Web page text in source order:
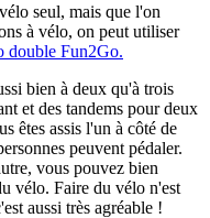
seul, mais que l'on
à vélo, on peut utiliser
double Fun2Go.
bien à deux qu'à trois
et des tandems pour deux
êtes assis l'un à côté de
peuvent pédaler.
vous pouvez bien
vélo. Faire du vélo n'est
aussi très agréable !